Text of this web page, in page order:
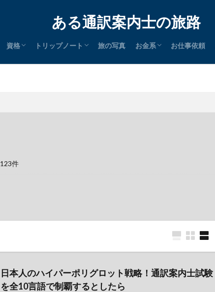
ある通訳案内士の旅路
資格
通訳案内士
英検
HSK
タイ語検定
簿記
FP
証券外務員
統計検定
IPA
Microsoft
アロマテラピー
メディカルハーブ
トリップノート
日本
中国
東南アジア
南アジア
中東
北米
南米
その他
旅の写真 お金系
節税
クレジットカード
ポイントサイト
マイル
ステータスマッチ
お仕事依頼
123件
日本人のハイパーポリグロット戦略！通訳案内士試験
を全10言語で制覇するとしたら